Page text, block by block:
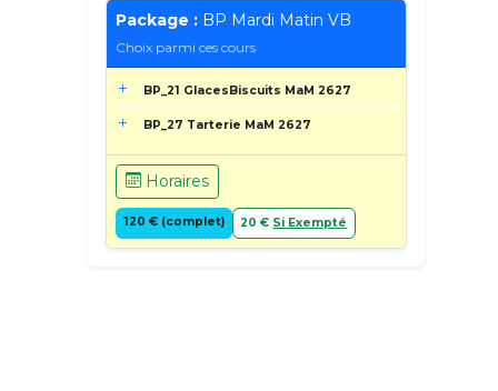
Package : BP Mardi Matin VB
Choix parmi ces cours
BP_21 GlacesBiscuits MaM 2627
BP_27 Tarterie MaM 2627
Horaires
120 € (complet) 20 € Si Exempté